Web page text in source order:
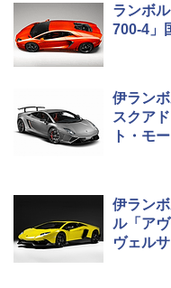
ランボ
700-4」
伊ラン
スクア
ト・モ
伊ラン
ル「ア
ヴェルサ